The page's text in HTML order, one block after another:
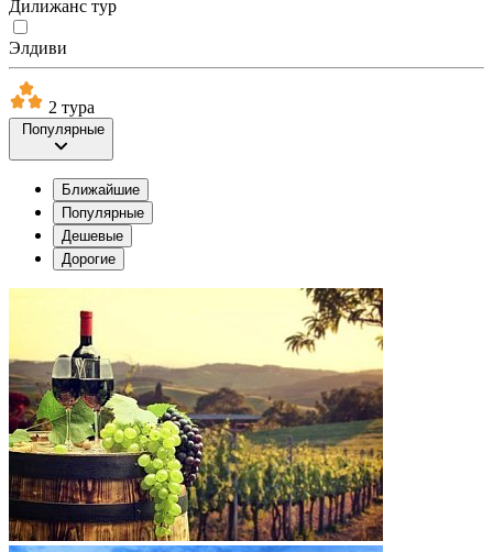
Дилижанс тур
Элдиви
2 тура
Популярные
Ближайшие
Популярные
Дешевые
Дорогие